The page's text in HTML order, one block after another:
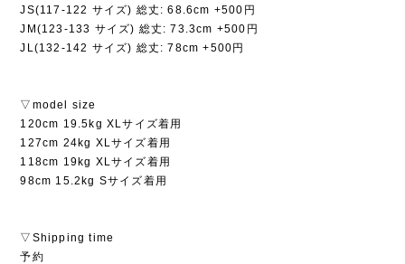
JS(117-122 サイズ) 総丈: 68.6cm +500円
JM(123-133 サイズ) 総丈: 73.3cm +500円
JL(132-142 サイズ) 総丈: 78cm +500円
▽model size
120cm 19.5kg XLサイズ着用
127cm 24kg XLサイズ着用
118cm 19kg XLサイズ着用
98cm 15.2kg Sサイズ着用
▽Shipping time
予約